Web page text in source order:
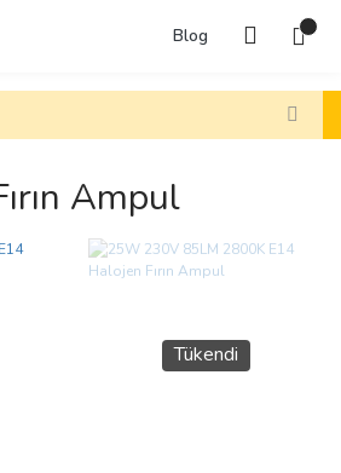
Blog
Ampul
Tükendi